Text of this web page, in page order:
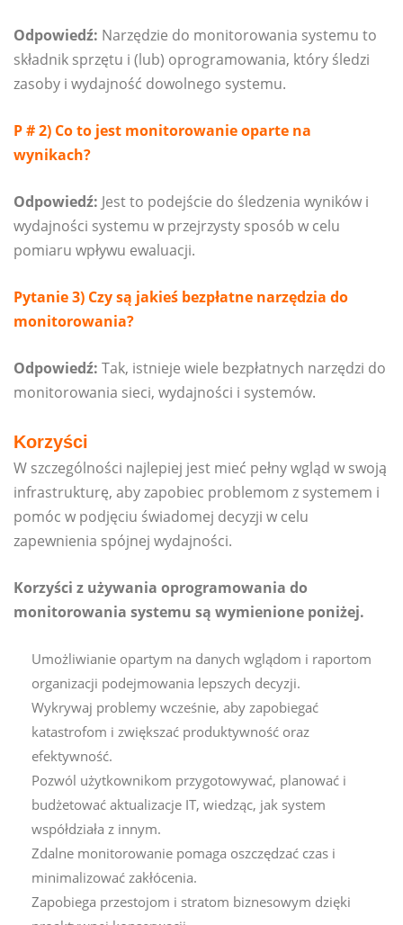
Odpowiedź: Narzędzie do monitorowania systemu to
składnik sprzętu i (lub) oprogramowania, który śledzi
zasoby i wydajność dowolnego systemu.
P # 2) Co to jest monitorowanie oparte na
wynikach?
Odpowiedź: Jest to podejście do śledzenia wyników i
wydajności systemu w przejrzysty sposób w celu
pomiaru wpływu ewaluacji.
Pytanie 3) Czy są jakieś bezpłatne narzędzia do
monitorowania?
Odpowiedź: Tak, istnieje wiele bezpłatnych narzędzi do
monitorowania sieci, wydajności i systemów.
Korzyści
W szczególności najlepiej jest mieć pełny wgląd w swoją
infrastrukturę, aby zapobiec problemom z systemem i
pomóc w podjęciu świadomej decyzji w celu
zapewnienia spójnej wydajności.
Korzyści z używania oprogramowania do
monitorowania systemu są wymienione poniżej.
Umożliwianie opartym na danych wglądom i raportom
organizacji podejmowania lepszych decyzji.
Wykrywaj problemy wcześnie, aby zapobiegać
katastrofom i zwiększać produktywność oraz
efektywność.
Pozwól użytkownikom przygotowywać, planować i
budżetować aktualizacje IT, wiedząc, jak system
współdziała z innym.
Zdalne monitorowanie pomaga oszczędzać czas i
minimalizować zakłócenia.
Zapobiega przestojom i stratom biznesowym dzięki